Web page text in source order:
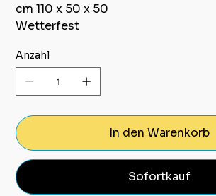
cm 110 x 50 x 50
Wetterfest
Anzahl
In den Warenkorb
Sofortkauf